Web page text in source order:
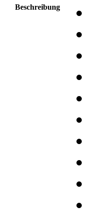
Beschreibung